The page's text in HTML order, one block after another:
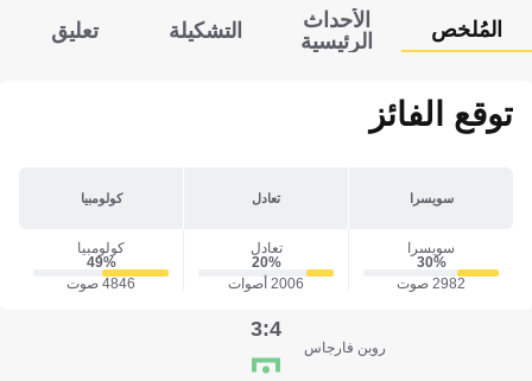
المُلخص
الأحداث
الرئيسية
التشكيلة تعليق
توقع الفائز
سويسرا تعادل كولومبيا
سويسرا
30‎%‎
2982 صوت
تعادل
20‎%‎
2006 أصوات
كولومبيا
49‎%‎
4846 صوت
روبن فارجاس
4:3